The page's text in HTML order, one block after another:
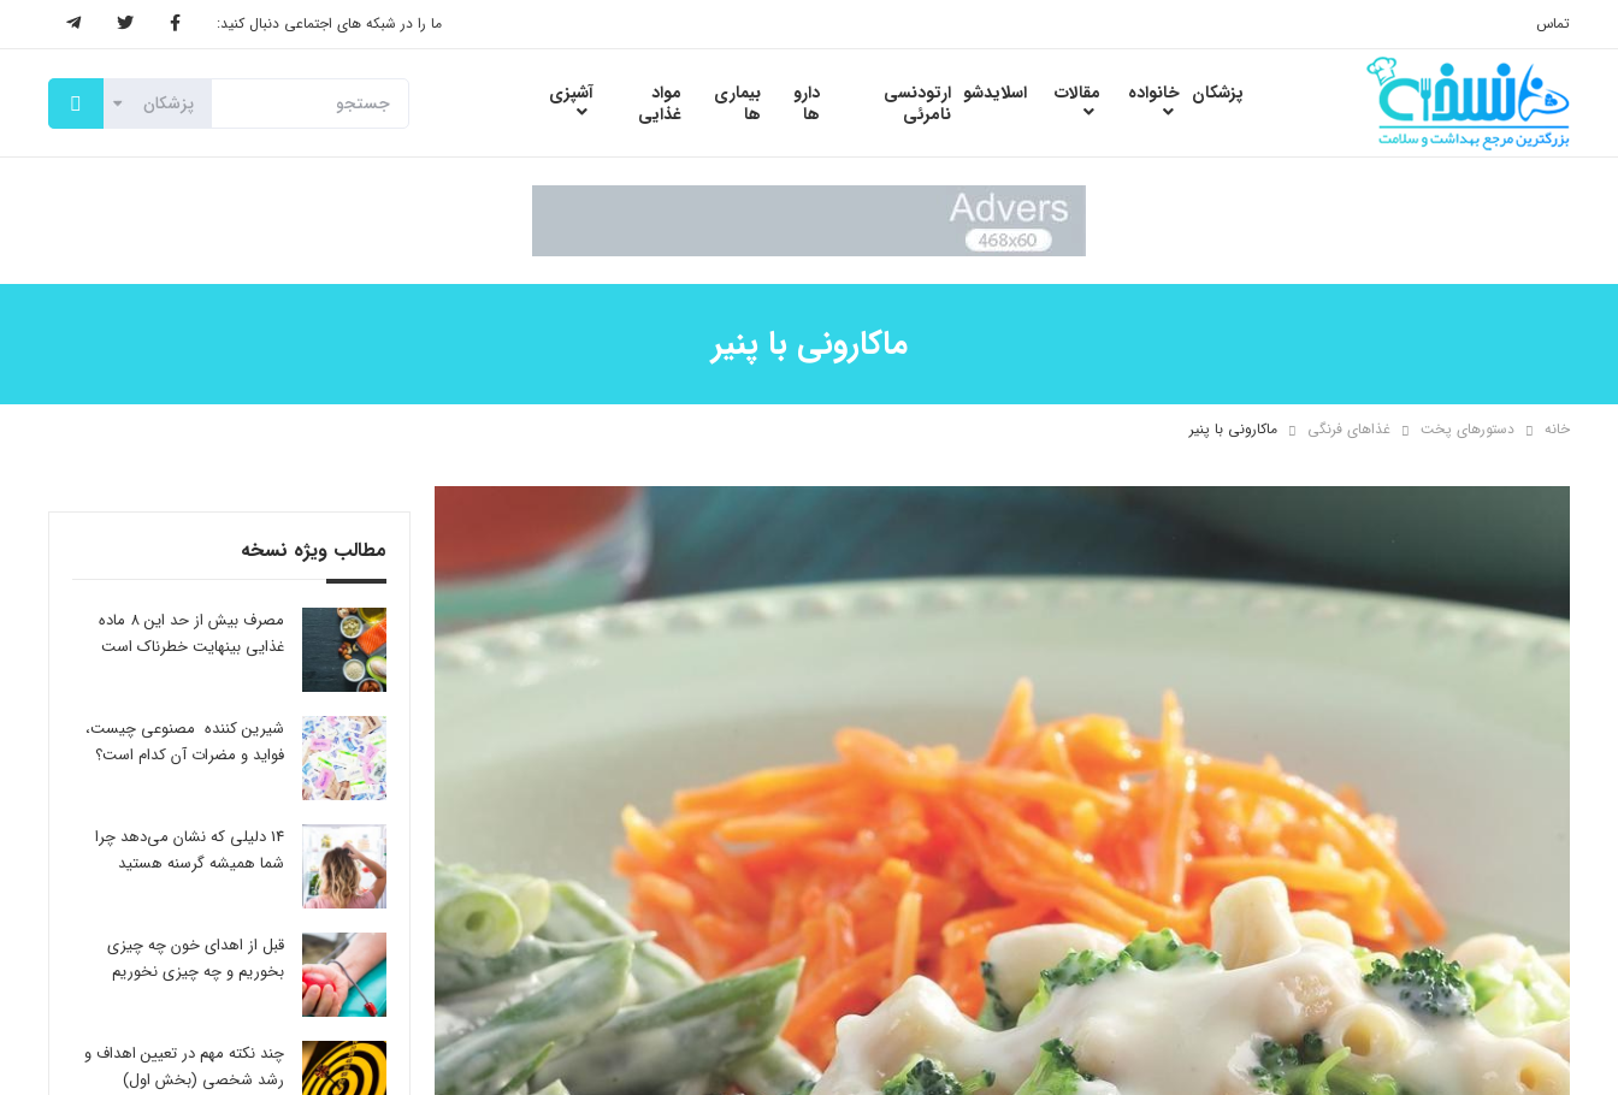
تماس ما را در شبکه های اجتماعی دنبال کنید:
پزشکان خانواده مقالات اسلایدشو ارتودنسی
نامرئی
دارو
ها
بیماری
ها
مواد
غذایی
آشپزی
ماکارونی با پنیر
خانه دستورهای پخت غذاهای فرنگی ماکارونی با پنیر
مطالب ویژه نسخه
مصرف بیش از حد این 8 ماده
غذایی بینهایت خطرناک است
شیرین کننده مصنوعی چیست،
فواید و مضرات آن کدام است؟
14 دلیلی که نشان می‌دهد چرا
شما همیشه گرسنه هستید
قبل از اهدای خون چه چیزی
بخوریم و چه چیزی نخوریم
چند نکته مهم در تعیین اهداف و
رشد شخصی (بخش اول)